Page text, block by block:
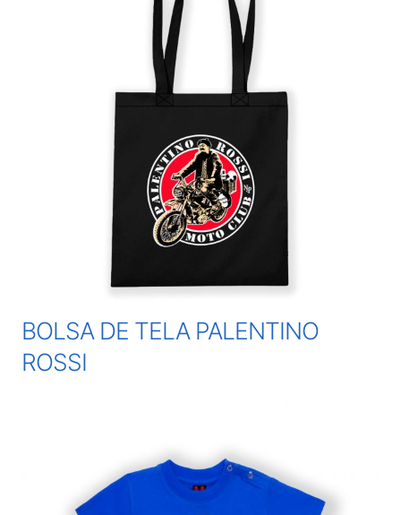
BOLSA DE TELA PALENTINO
ROSSI